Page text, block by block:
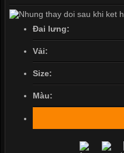
Đai lưng:
Vải:
Size:
Màu: